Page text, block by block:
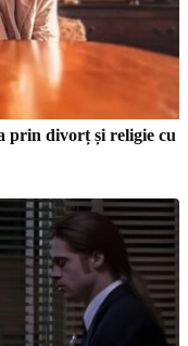
prin divorț și religie cu